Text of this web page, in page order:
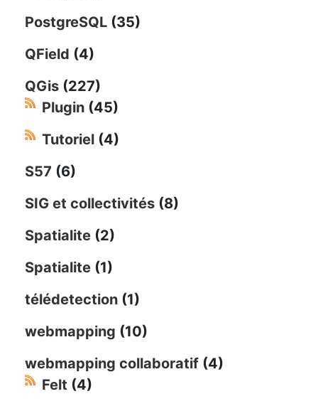
PostgreSQL (35)
QField (4)
QGis (227)
Plugin (45)
Tutoriel (4)
S57 (6)
SIG et collectivités (8)
Spatialite (2)
Spatialite (1)
télédetection (1)
webmapping (10)
webmapping collaboratif (4)
Felt (4)